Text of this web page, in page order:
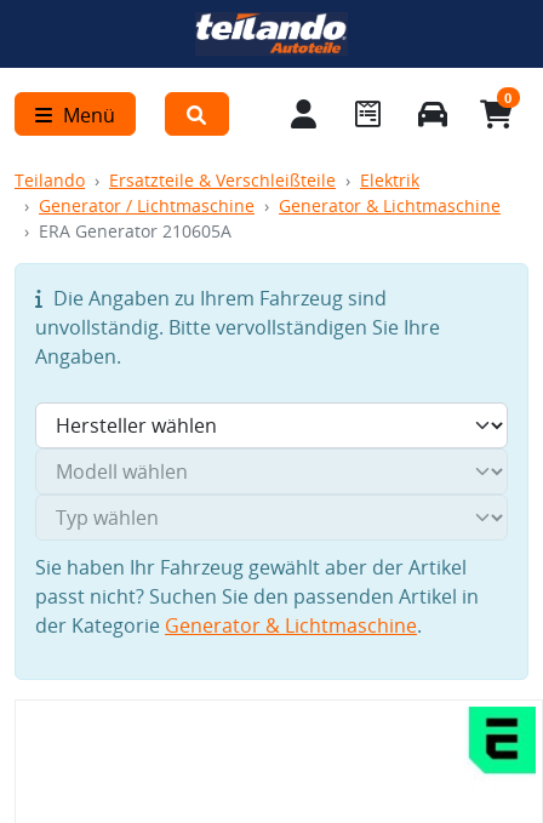
Menü
0
Teilando Ersatzteile & Verschleißteile
Elektrik
Generator / Lichtmaschine
Generator & Lichtmaschine
ERA Generator 210605A
Die Angaben zu Ihrem Fahrzeug sind
unvollständig. Bitte vervollständigen Sie Ihre
Angaben.
Sie haben Ihr Fahrzeug gewählt aber der Artikel
passt nicht? Suchen Sie den passenden Artikel in
der Kategorie Generator & Lichtmaschine.